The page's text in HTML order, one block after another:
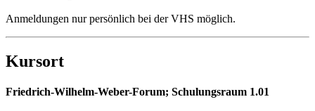
Anmeldungen nur persönlich bei der VHS möglich.
Kursort
Friedrich-Wilhelm-Weber-Forum; Schulungsraum 1.01